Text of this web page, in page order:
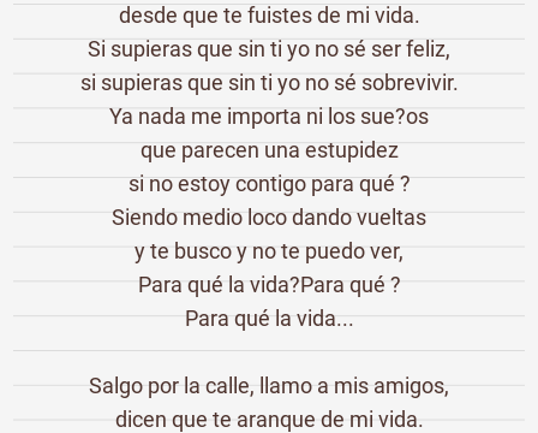
desde que te fuistes de mi vida.
Si supieras que sin ti yo no sé ser feliz,
si supieras que sin ti yo no sé sobrevivir.
Ya nada me importa ni los sue?os
que parecen una estupidez
si no estoy contigo para qué ?
Siendo medio loco dando vueltas
y te busco y no te puedo ver,
Para qué la vida?Para qué ?
Para qué la vida...
Salgo por la calle, llamo a mis amigos,
dicen que te aranque de mi vida.